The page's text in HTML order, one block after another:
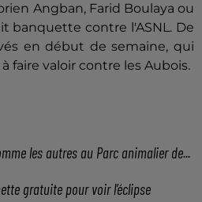
Angban, Farid Boulaya ou
banquette contre l'ASNL. De
en début de semaine, qui
faire valoir contre les Aubois.
les autres au Parc animalier de...
gratuite pour voir l’éclipse